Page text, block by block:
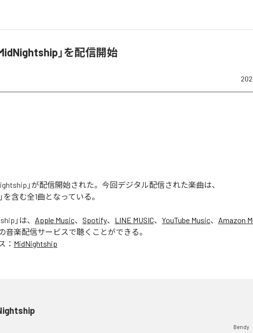
」を配信開始
」が配信開始された。今回デジタル配信された楽曲は、
を含む全1曲となっている。
」は、 Apple Music、 Spotify、 LINE MUSIC、 YouTube Music、 Amazon
音楽配信サービスで聴くことができる。
： MidNightship
Bendy